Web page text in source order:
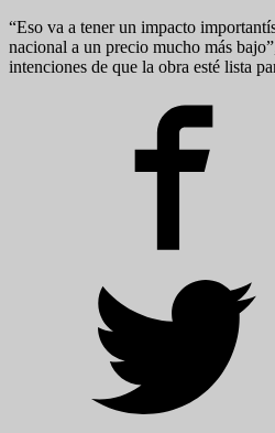
“Eso va a tener un impacto
nacional a un precio mucho más
intenciones de que la obra esté lista